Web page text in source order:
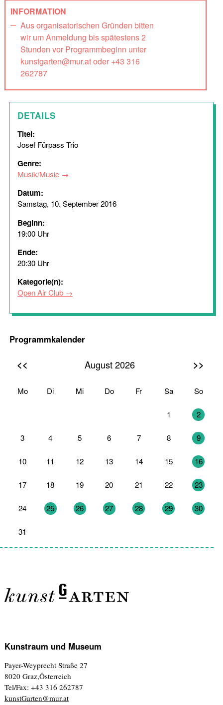
INFORMATION
Aus organisatorischen Gründen bitten
wir um Anmeldung bis spätestens 2
Stunden vor Programmbeginn unter
kunstgarten@mur.at oder +43 316
262787
DETAILS
Titel:
Josef Fürpass Trio
Genre:
Musik/Music
Datum:
Samstag, 10. September 2016
Beginn:
19:00 Uhr
Ende:
20:30 Uhr
Kategorie(n):
Open Air Club
Programmkalender
<< August 2026 >>
Mo Di Mi Do Fr Sa So
1 2
3 4 5 6 7 8 9
10 11 12 13 14 15 16
17 18 19 20 21 22 23
24 25 26 27 28 29 30
31
Kunstraum und Museum
Payer-Weyprecht Straße 27
8020 Graz,Österreich
Tel/Fax: +43 316 262787
kunstGarten@mur.at